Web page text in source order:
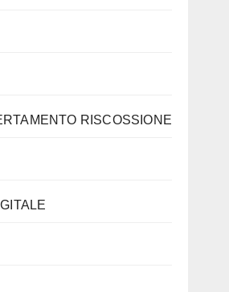
RISCOSSIONE